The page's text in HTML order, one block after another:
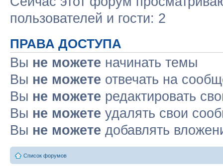
пользователей и гости: 2
ПРАВА ДОСТУПА
Вы не можете начинать темы
Вы не можете отвечать на
Вы не можете редактировать
Вы не можете удалять свои
Вы не можете добавлять
Список форумов